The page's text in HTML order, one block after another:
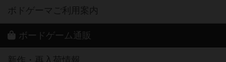
ボドゲーマご利用案内
ボードゲーム通販